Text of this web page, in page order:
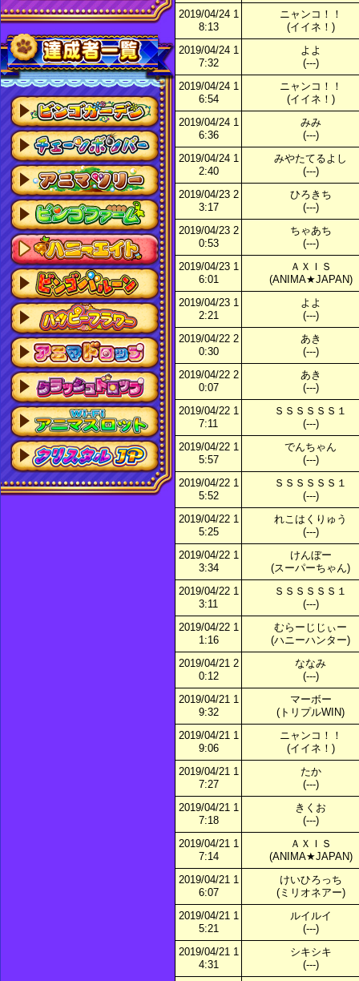
2019/04/24 1
8:13
ニャンコ！！
(イイネ！)
2019/04/24 1
7:32
よよ
(---)
2019/04/24 1
6:54
ニャンコ！！
(イイネ！)
2019/04/24 1
6:36
みみ
(---)
2019/04/24 1
2:40
みやたてるよし
(---)
2019/04/23 2
3:17
ひろきち
(---)
2019/04/23 2
0:53
ちゃあち
(---)
2019/04/23 1
6:01
ＡＸＩＳ
(ANIMA★JAPAN)
2019/04/23 1
2:21
よよ
(---)
2019/04/22 2
0:30
あき
(---)
2019/04/22 2
0:07
あき
(---)
2019/04/22 1
7:11
ＳＳＳＳＳＳ１
(---)
2019/04/22 1
5:57
でんちゃん
(---)
2019/04/22 1
5:52
ＳＳＳＳＳＳ１
(---)
2019/04/22 1
5:25
れこはくりゅう
(---)
2019/04/22 1
3:34
けんぼー
(スーパーちゃん)
2019/04/22 1
3:11
ＳＳＳＳＳＳ１
(---)
2019/04/22 1
1:16
むらーじじぃー
(ハニーハンター)
2019/04/21 2
0:12
ななみ
(---)
2019/04/21 1
9:32
マーボー
(トリプルWIN)
2019/04/21 1
9:06
ニャンコ！！
(イイネ！)
2019/04/21 1
7:27
たか
(---)
2019/04/21 1
7:18
きくお
(---)
2019/04/21 1
7:14
ＡＸＩＳ
(ANIMA★JAPAN)
2019/04/21 1
6:07
けいひろっち
(ミリオネアー)
2019/04/21 1
5:21
ルイルイ
(---)
2019/04/21 1
4:31
シキシキ
(---)